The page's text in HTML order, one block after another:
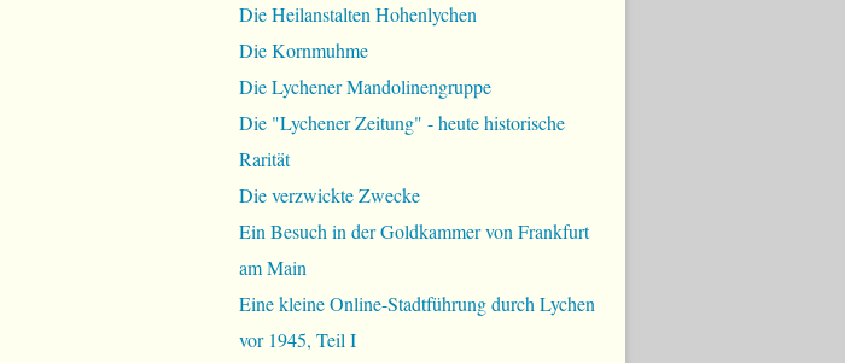
Die Heilanstalten Hohenlychen
Die Kornmuhme
Die Lychener Mandolinengruppe
Die "Lychener Zeitung" - heute historische
Rarität
Die verzwickte Zwecke
Ein Besuch in der Goldkammer von Frankfurt
am Main
Eine kleine Online-Stadtführung durch Lychen
vor 1945, Teil I